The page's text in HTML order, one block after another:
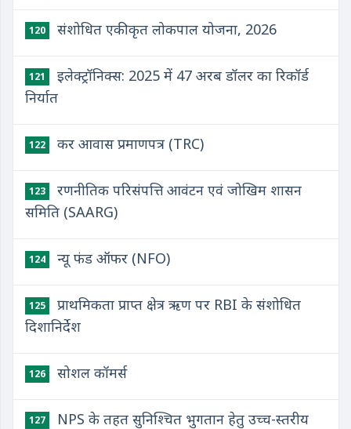
120 संशोधित एकीकृत लोकपाल योजना, 2026
121
इलेक्ट्रॉनिक्स: 2025 में 47 अरब डॉलर का रिकॉर्ड
निर्यात
122 कर आवास प्रमाणपत्र (TRC)
123
रणनीतिक परिसंपत्ति आवंटन एवं जोखिम शासन
समिति (SAARG)
124 न्यू फंड ऑफर (NFO)
125
प्राथमिकता प्राप्त क्षेत्र ऋण पर RBI के संशोधित
दिशानिर्देश
126 सोशल कॉमर्स
127
NPS के तहत सुनिश्चित भुगतान हेतु उच्च-स्तरीय